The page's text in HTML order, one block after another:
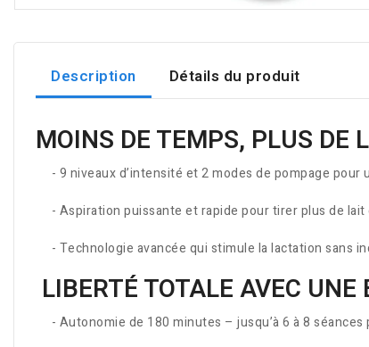
Description Détails du produit
MOINS DE TEMPS, PLUS DE
- 9 niveaux d’intensité et 2 modes de pompage pour
- Aspiration puissante et rapide pour tirer plus de lait
- Technologie avancée qui stimule la lactation sans
LIBERTÉ TOTALE AVEC
- Autonomie de 180 minutes – jusqu’à 6 à 8 séances